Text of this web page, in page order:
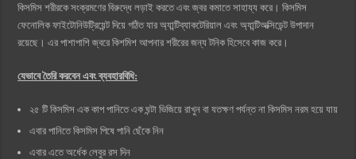
কিসমিস শরীরকে সংক্রমণের বিরুদ্ধে লড়াই করতে এবং জ্বর কমাতে সাহায্য করে। কিসমিস
ফেনোলিক ফাইটোনিউট্রিয়েন্ট দিয়ে গঠিত যার অ্যান্টিব্যাকটেরিয়াল এবং অ্যান্টিঅক্সিডেন্ট উপাদান
রয়েছে। এর পাশাপাশি জ্বরে কিশমিশ আপনার শরীরের জন্য টনিক হিসেবে কাজ করে।
যেভাবে তৈরি করবেন এবং ব্যবহারবিধি:
২৫ টি কিসমিস এক কাপ পানিতে এক ঘন্টা ভিজিয়ে রাখুন বা যতক্ষণ পর্যন্ত না কিসমিস নরম হয়ে যায়
এবার পানিতে কিসমিস পিষে পানি ছেঁকে নিন
এবার এতে অর্ধেক লেবুর রস দিন